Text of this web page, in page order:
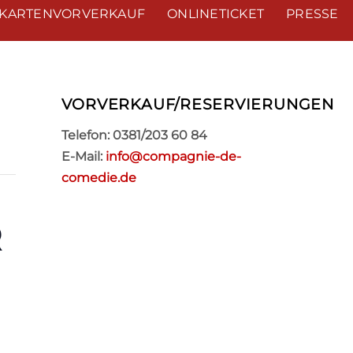
KARTENVORVERKAUF ONLINETICKET PRESSE
VORVERKAUF/RESERVIERUNGEN
Telefon: 0381/203 60 84
E-Mail: info@compagnie-de-
comedie.de